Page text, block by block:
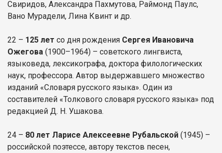
Свиридов, Александра Пахмутова, Раймонд Паулс,
Вано Мурадели, Лина Квинт и др.
22 – 125 лет со дня рождения Сергея Ивановича
Ожегова (1900–1964) – советского лингвиста,
языковеда, лексикографа, доктора филологических
наук, профессора. Автор выдержавшего множество
изданий «Словаря русского языка». Один из
составителей «Толкового словаря русского языка» под
редакцией Д. Н. Ушакова.
24 – 80 лет Ларисе Алексеевне Рубальской (1945) –
российской поэтессе, автору текстов песен,